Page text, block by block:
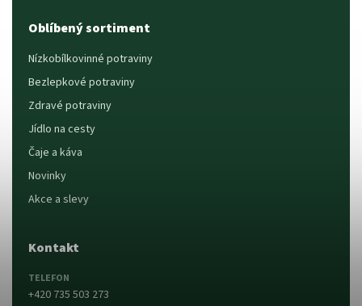
Oblíbený sortiment
Nízkobílkovinné potraviny
Bezlepkové potraviny
Zdravé potraviny
Jídlo na cesty
Čaje a káva
Novinky
Akce a slevy
Kontakt
TELEFON
+420 735 503 273